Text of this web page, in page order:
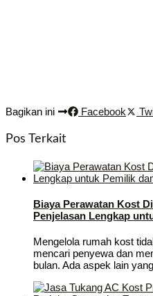
Bagikan ini Facebook
Pos Terkait
Biaya Perawatan Kost
Penjelasan Lengkap
Mengelola rumah kost
mencari penyewa dan
bulan. Ada aspek lain